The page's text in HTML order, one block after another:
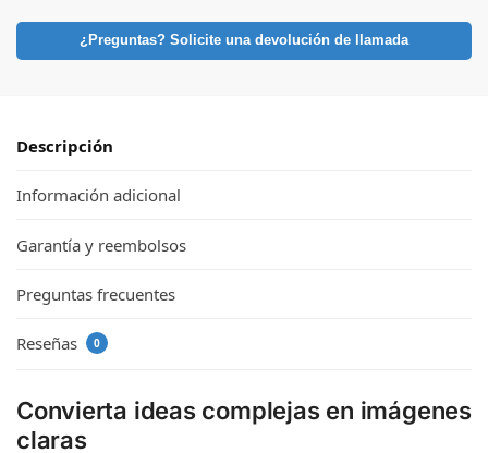
¿Preguntas? Solicite una devolución de llamada
Descripción
Información adicional
Garantía y reembolsos
Preguntas frecuentes
Reseñas 0
Convierta ideas complejas en imágenes
claras